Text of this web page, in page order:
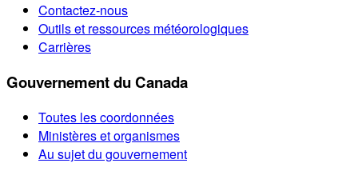
Contactez-nous
Outils et ressources météorologiques
Carrières
Gouvernement du Canada
Toutes les coordonnées
Ministères et organismes
Au sujet du gouvernement